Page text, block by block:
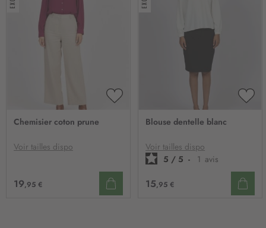
D’ENVIE
Chemisier coton prune
Voir tailles dispo
19,95 €
Blouse dentelle blanc
Voir tailles dispo
5 / 5 - 1 avis
15,95 €